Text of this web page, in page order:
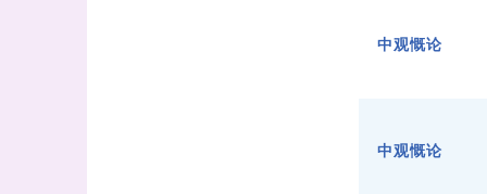
中观慨论
中观慨论